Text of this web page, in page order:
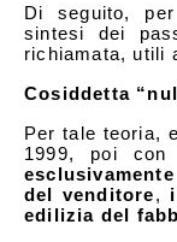
Di seguito,
sintesi dei
richiamata, utili
Cosiddetta
Per tale teoria,
1999, poi
del venditore,
edilizia del